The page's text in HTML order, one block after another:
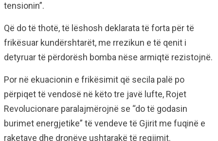
tensionin”.
Që do të thotë, të lëshosh deklarata të forta për të
frikësuar kundërshtarët, me rrezikun e të qenit i
detyruar të përdorësh bomba nëse armiqtë rezistojnë.
Por në ekuacionin e frikësimit që secila palë po
përpiqet të vendosë në këto tre javë lufte, Rojet
Revolucionare paralajmërojnë se “do të godasin
burimet energjetike” të vendeve të Gjirit me fuqinë e
raketave dhe dronëve ushtarakë të regjimit.